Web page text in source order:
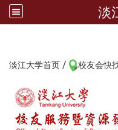
淡
淡江大学首页 / 校友会快